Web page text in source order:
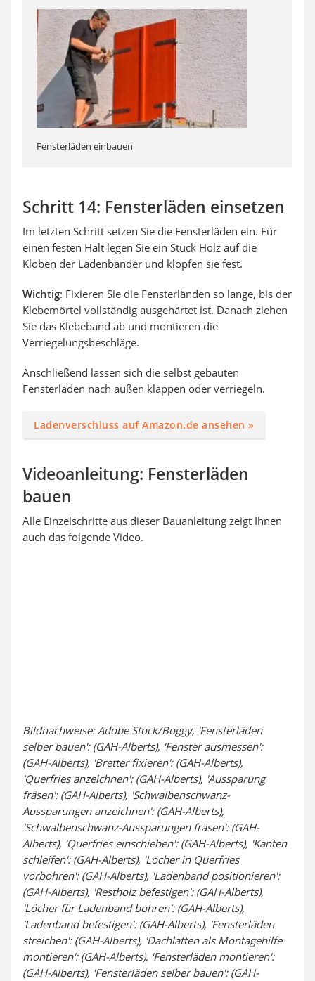
Fensterläden einbauen
Schritt 14: Fensterläden einsetzen
Im letzten Schritt setzen Sie die Fensterläden ein. Für
einen festen Halt legen Sie ein Stück Holz auf die
Kloben der Ladenbänder und klopfen sie fest.
Wichtig: Fixieren Sie die Fensterländen so lange, bis der
Klebemörtel vollständig ausgehärtet ist. Danach ziehen
Sie das Klebeband ab und montieren die
Verriegelungsbeschläge.
Anschließend lassen sich die selbst gebauten
Fensterläden nach außen klappen oder verriegeln.
Ladenverschluss auf Amazon.de ansehen »
Videoanleitung: Fensterläden
bauen
Alle Einzelschritte aus dieser Bauanleitung zeigt Ihnen
auch das folgende Video.
Bildnachweise: Adobe Stock/Boggy, 'Fensterläden
selber bauen': (GAH-Alberts), 'Fenster ausmessen':
(GAH-Alberts), 'Bretter fixieren': (GAH-Alberts),
'Querfries anzeichnen': (GAH-Alberts), 'Aussparung
fräsen': (GAH-Alberts), 'Schwalbenschwanz-
Aussparungen anzeichnen': (GAH-Alberts),
'Schwalbenschwanz-Aussparungen fräsen': (GAH-
Alberts), 'Querfries einschieben': (GAH-Alberts), 'Kanten
schleifen': (GAH-Alberts), 'Löcher in Querfries
vorbohren': (GAH-Alberts), 'Ladenband positionieren':
(GAH-Alberts), 'Restholz befestigen': (GAH-Alberts),
'Löcher für Ladenband bohren': (GAH-Alberts),
'Ladenband befestigen': (GAH-Alberts), 'Fensterläden
streichen': (GAH-Alberts), 'Dachlatten als Montagehilfe
montieren': (GAH-Alberts), 'Fensterläden montieren':
(GAH-Alberts), 'Fensterläden selber bauen': (GAH-